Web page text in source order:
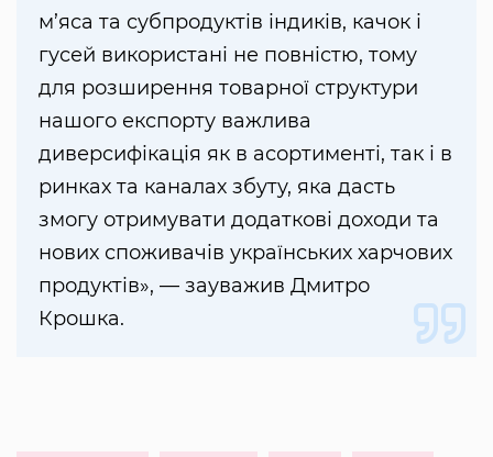
м’яса та субпродуктів індиків, качок і
гусей використані не повністю, тому
для розширення товарної структури
нашого експорту важлива
диверсифікація як в асортименті, так і в
ринках та каналах збуту, яка дасть
змогу отримувати додаткові доходи та
нових споживачів українських харчових
продуктів», — зауважив Дмитро
Крошка.